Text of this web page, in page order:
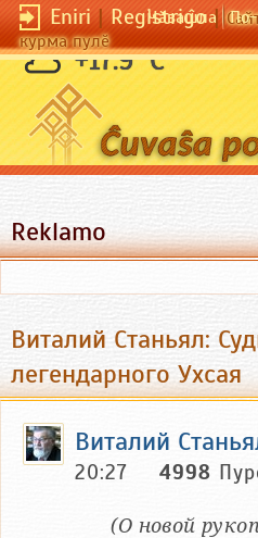
Eniri|Registriĝo|
курма пулӗ
Чӑвашла По-
+17.9 °C
Reklamo
Виталий Станьял:
легендарного Ухсая
Виталий
20:27
4998
(О новой рукописи дочери народного